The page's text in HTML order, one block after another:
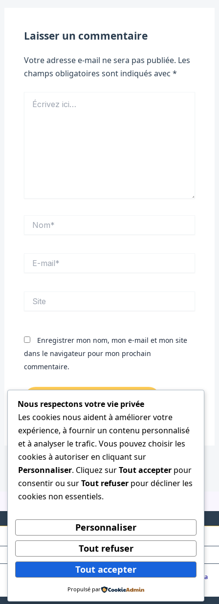
Laisser un commentaire
Votre adresse e-mail ne sera pas publiée. Les
champs obligatoires sont indiqués avec *
ici…
mail*
Enregistrer mon nom, mon e-mail et mon site
dans le navigateur pour mon prochain
commentaire.
Copyright © 2026 ClubTaurin | Powered byThème WordPress Astra
Nous respectons votre vie privée
Les cookies nous aident à améliorer votre
expérience, à fournir un contenu personnalisé
et à analyser le trafic. Vous pouvez choisir les
cookies à autoriser en cliquant sur
Personnaliser. Cliquez surTout accepter pour
consentir ou surTout refuser pour décliner les
cookies non essentiels.
Personnaliser
Tout refuser
Tout accepter
Propulsé par